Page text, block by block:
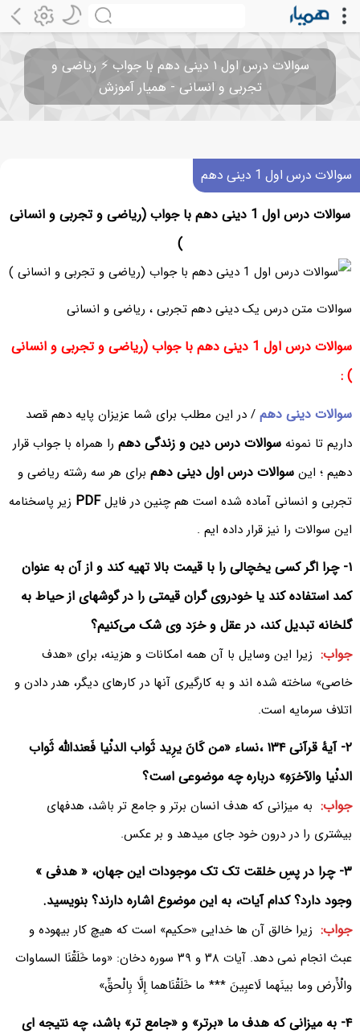
سوالات درس اول ۱ دینی دهم با جواب ⚡️ ریاضی و
تجربی و انسانی - همیار آموزش
سوالات درس اول 1 دینی دهم
سوالات درس اول 1 دینی دهم با جواب (ریاضی و تجربی و انسانی
)
سوالات متن درس یک دینی دهم تجربی ، ریاضی و انسانی
سوالات درس اول 1 دینی دهم با جواب (ریاضی و تجربی و انسانی
) :
سوالات دینی دهم / در این مطلب برای شما عزیزان پایه دهم قصد
داریم تا نمونه سوالات درس دین و زندگی دهم را همراه با جواب قرار
دهیم ؛ این سوالات درس اول دینی دهم برای هر سه رشته ریاضی و
تجربی و انسانی آماده شده است هم چنین در فایلPDF زیر پاسخنامه
این سوالات را نیز قرار داده ایم .
۱- چرا اگر کسی یخچالی را با قیمت بالا تهیه کند و از آن به عنوان
کمد استفاده کند یا خودروی گران قیمتی را در گوشهای از حیاط به
گلخانه تبدیل کند، در عقل و خرَد وی شک می‌کنیم؟
جواب: زیرا این وسایل با آن همه امکانات و هزینه، برای «هدف
خاصی» ساخته شده اند و به کارگیری آنها در کارهای دیگر، هدر دادن و
اتلاف سرمایه است.
۲- آیۀ قرآنی ۱۳۴ ،نساء «من کَانَ یرِید ثَواب الدنْیا فَعنداللّه ثَواب
الدنْیا والآخرَهِ» درباره چه موضوعی است؟
جواب: به میزانی که هدف انسان برتر و جامع تر باشد، هدفهای
بیشتری را در درون خود جای میدهد و بر عکس.
۳- چرا در پسِ خلقت تک تک موجودات این جهان، « هدفی »
وجود دارد؟ کدام آیات، به این موضوع اشاره دارند؟ بنویسید.
جواب: زیرا خالق آن ها خدایی «حکیم» است که هیچ کار بیهوده و
عبث انجام نمی دهد. آیات ۳۸ و ۳۹ سوره دخان: «وما خَلَقْنَا السماوات
والْأَرض وما بینَهما لَاعبِینَ *** ما خَلَقْنَاهما إِلَّا بِالْحقِّ»
۴- به میزانی که هدف ما «برتر» و «جامع تر» باشد، چه نتیجه ای